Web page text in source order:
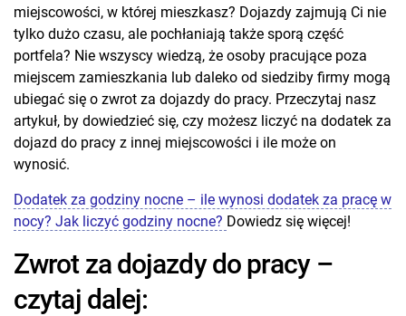
miejscowości, w której mieszkasz? Dojazdy zajmują Ci nie
tylko dużo czasu, ale pochłaniają także sporą część
portfela? Nie wszyscy wiedzą, że osoby pracujące poza
miejscem zamieszkania lub daleko od siedziby firmy mogą
ubiegać się o zwrot za dojazdy do pracy. Przeczytaj nasz
artykuł, by dowiedzieć się, czy możesz liczyć na dodatek za
dojazd do pracy z innej miejscowości i ile może on
wynosić.
Dodatek za godziny nocne – ile wynosi dodatek za pracę w
nocy? Jak liczyć godziny nocne? Dowiedz się więcej!
Zwrot za dojazdy do pracy –
czytaj dalej: